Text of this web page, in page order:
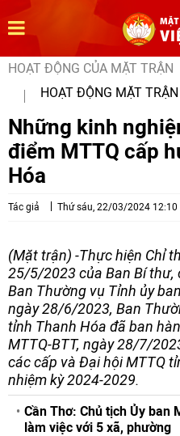
HOẠT ĐỘNG CỦA MẶT TRẬN
HOẠT ĐỘNG MẶT
Những kinh
điểm MTTQ cấp
Hóa
Tác giả Thứ sáu, 22/03/2024 12:10
(Mặt trận) -Thực hiện Chỉ
25/5/2023 của Ban Bí thư,
Ban Thường vụ Tỉnh ủy
ngày 28/6/2023, Ban
tỉnh Thanh Hóa đã ban
MTTQ-BTT, ngày 28/7/
các cấp và Đại hội MTTQ
nhiệm kỳ 2024-2029.
Cần Thơ: Chủ tịch Ủy ban
làm việc với 5 xã, phường